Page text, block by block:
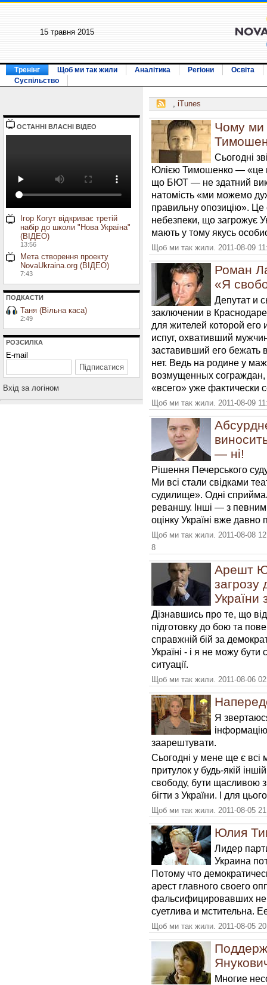
15 травня 2015
Тренінг Щоб ми так жили Аналітика Регіони
Освіта
Суспільство
ОСТАННI ВЛАСНI ВIДЕО
Ігор Когут відкриває третій
набір до школи "Нова Україна"
(ВІДЕО)
13:56
Мета створення проекту
NovaUkraina.org (ВІДЕО)
7:43
ПОДКАСТИ
Таня (Вільна каса)
2:49
РОЗСИЛКА
E-mail
Вхiд за логiном
, iTunes
Чому ми
Сьогодні
Юлією Тимошенко — «це
що БЮТ — не здатний
натомість «ми можемо
правильну опозицію». Це
небезпеки, що загрожує
мають у тому якусь
Щоб ми так жили. 2011-08-09
Роман
«Я
Депутат и
заключении в
для жителей которой
испуг, охвативший
заставивший его бежать
нет. Ведь на родине у
возмущенных сограждан,
«всего» уже фактически
Щоб ми так жили. 2011-08-09
— ні!
Рішення Печерського
Ми всі стали свідками
судилище». Одні
реваншу. Інші — з
оцінку Україні вже давно
Щоб ми так жили. 2011-08-08
8
Арешт
загрозу
України
Дізнавшись про те, що
підготовку до бою та
справжній бій за
Україні - і я не можу бути
ситуації.
Щоб ми так жили. 2011-08-06
Я
заарештувати.
Сьогодні у мене ще є всі
притулок у будь-якій
свободу, бути щасливою
бігти з України. І для
Щоб ми так жили. 2011-08-05
Юлия
Лидер
Украина
Потому что
арест главного своего
фальсифицировавших
суетлива и мстительна.
Щоб ми так жили. 2011-08-05
Многие